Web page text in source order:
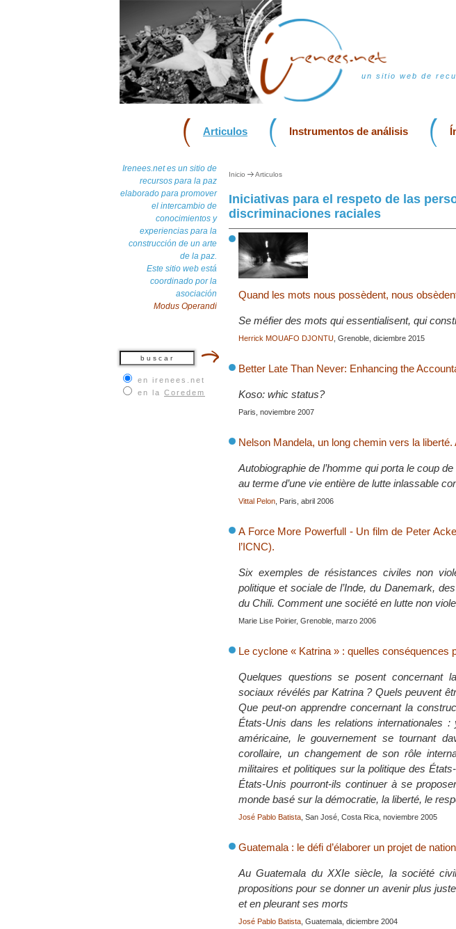
un sitio web de
Articulos Instrumentos de análisis
Irenees.net es un sitio de
recursos para la paz
elaborado para promover
el intercambio de
conocimientos y
experiencias para la
construcción de un arte
de la paz.
Este sitio web está
coordinado por la
asociación
Modus Operandi
en irenees.net
en la Coredem
Inicio Articulos
Iniciativas para el respeto de las
discriminaciones raciales
Quand les mots nous possèdent, nous
Se méfier des mots qui essentialisent, qui
Herrick MOUAFO DJONTU , Grenoble, diciembre 2015
Better Late Than Never: Enhancing the
Koso: whic status?
Paris, noviembre 2007
Nelson Mandela, un long chemin vers la
Autobiographie de l’homme qui porta le coup
au terme d’une vie entière de lutte inlassable
Vittal Pelon , Paris, abril 2006
A Force More Powerfull - Un film de Peter
l’ICNC).
Six exemples de résistances civiles non
politique et sociale de l’Inde, du Danemark,
du Chili. Comment une société en lutte non
Marie Lise Poirier, Grenoble, marzo 2006
Le cyclone « Katrina » : quelles conséquences
Quelques questions se posent concernant
sociaux révélés par Katrina ? Quels peuvent
Que peut-on apprendre concernant la
États-Unis dans les relations internationales
américaine, le gouvernement se tournant
corollaire, un changement de son rôle
militaires et politiques sur la politique des
États-Unis pourront-ils continuer à se
monde basé sur la démocratie, la liberté, le
José Pablo Batista , San José, Costa Rica, noviembre 2005
Guatemala : le défi d’élaborer un projet de
Au Guatemala du XXIe siècle, la société
propositions pour se donner un avenir plus
et en pleurant ses morts
José Pablo Batista , Guatemala, diciembre 2004